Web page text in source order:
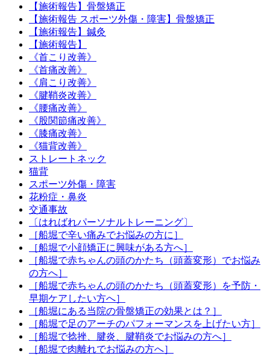
【施術報告】骨盤矯正
【施術報告 スポーツ外傷・障害】骨盤矯正
【施術報告】鍼灸
【施術報告】
《首こり改善》
《首痛改善》
《肩こり改善》
《腱鞘炎改善》
《腰痛改善》
《股関節痛改善》
《膝痛改善》
《猫背改善》
ストレートネック
猫背
スポーツ外傷・障害
花粉症・鼻炎
交通事故
〔はればれパーソナルトレーニング〕
［船堀で辛い痛みでお悩みの方に］
［船堀で小顔矯正に興味がある方へ］
［船堀で赤ちゃんの頭のかたち（頭蓋変形）でお悩み
の方へ］
［船堀で赤ちゃんの頭のかたち（頭蓋変形）を予防・
早期ケアしたい方へ］
［船堀にある当院の骨盤矯正の効果とは？］
［船堀で足のアーチのパフォーマンスを上げたい方］
［船堀で捻挫、腱炎、腱鞘炎でお悩みの方へ］
［船堀で肉離れでお悩みの方へ］